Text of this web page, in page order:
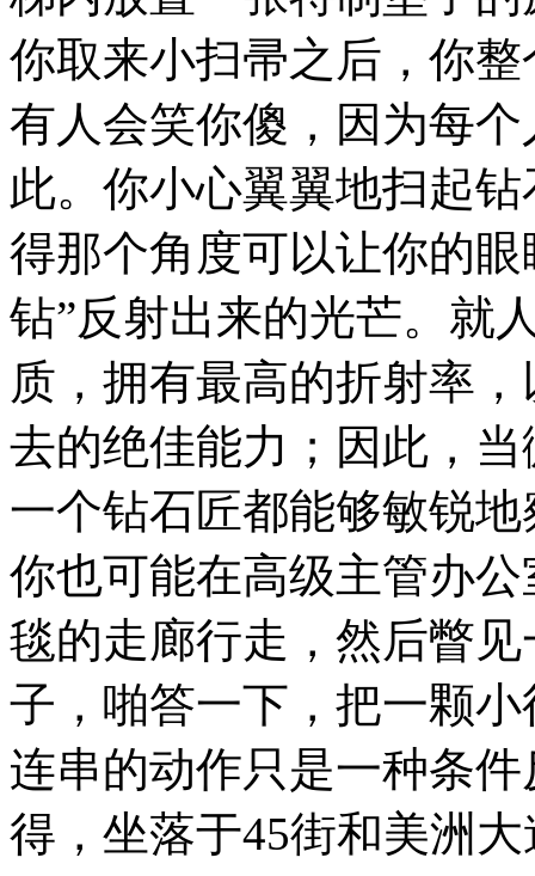
你取来小扫帚之后，你
有人会笑你傻，因为每
此。你小心翼翼地扫起
得那个角度可以让你的
钻”反射出来的光芒。就
质，拥有最高的折射率
去的绝佳能力；因此，
一个钻石匠都能够敏锐
你也可能在高级主管办
毯的走廊行走，然后瞥
子，啪答一下，把一颗
连串的动作只是一种条
得，坐落于45街和美洲